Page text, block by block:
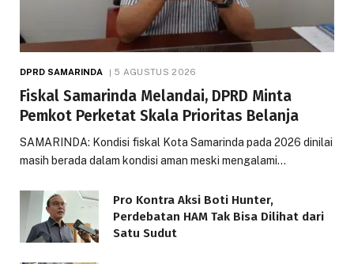
DPRD SAMARINDA 5 AGUSTUS 2026
Fiskal Samarinda Melandai, DPRD Minta
Pemkot Perketat Skala Prioritas Belanja
SAMARINDA: Kondisi fiskal Kota Samarinda pada 2026 dinilai
masih berada dalam kondisi aman meski mengalami…
Pro Kontra Aksi Boti Hunter,
Perdebatan HAM Tak Bisa Dilihat dari
Satu Sudut